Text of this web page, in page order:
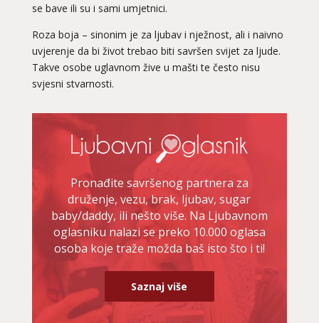
se bave ili su i sami umjetnici.
Roza boja – sinonim je za ljubav i nježnost, ali i naivno
uvjerenje da bi život trebao biti savršen svijet za ljude.
Takve osobe uglavnom žive u mašti te često nisu
svjesni stvarnosti.
Pronađite savršenog partnera za
druženje, vezu, brak, ljubav, sugar
baby/daddy, ili nešto više. Na Ljubavnom
oglasniku nalazi se preko 10.000 oglasa
osoba koje traže možda baš isto što i ti!
Saznaj više